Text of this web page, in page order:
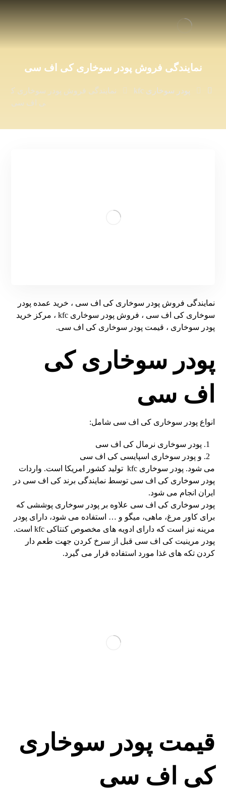
نمایندگی فروش پودر سوخاری کی اف سی
پودر سوخاری kfc
نمایندگی فروش پودر سوخاری ک
ی اف سی
نمایندگی فروش پودر سوخاری کی اف سی ، خرید عمده پودر
سوخاری کی اف سی ، فروش پودر سوخاری kfc ، مرکز خرید
پودر سوخاری ، قیمت پودر سوخاری کی اف سی.
پودر سوخاری کی
اف سی
انواع پودر سوخاری کی اف سی شامل:
پودر سوخاری نرمال کی اف سی
و پودر سوخاری اسپایسی کی اف سی
می شود. پودر سوخاری kfc تولید کشور امریکا است. واردات
پودر سوخاری کی اف سی توسط نمایندگی برند کی اف سی در
ایران انجام می شود.
پودر سوخاری کی اف سی علاوه بر پودر سوخاری پوششی که
برای کاور مرغ، ماهی، میگو و … استفاده می شود، دارای پودر
مرینه نیز است که دارای ادویه های مخصوص کنتاکی kfc است.
پودر مرینیت کی اف سی قبل از سرخ کردن جهت طعم دار
کردن تکه های غذا مورد استفاده قرار می گیرد.
قیمت پودر سوخاری
کی اف سی